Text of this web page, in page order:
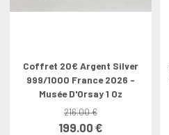
Coffret 20€ Argent Silver
999/1000 France 2026 -
Musée D'Orsay 1 Oz
216.00 €
199.00 €